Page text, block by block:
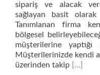
sipariş ve alacak
sağlayan basit
Tanımlanan firma
bölgesel
müşterilerine yaptığı
Müşterilerinizde kendi
üzerinden takip Read
[…]